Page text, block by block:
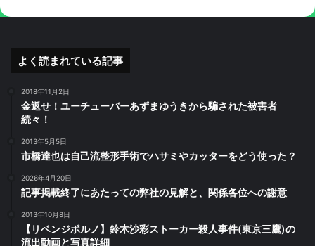
よく読まれている記事
2018年11月2日
金返せ！ユーチューバーあずまゆうきから騙された被害者
続々！
2013年5月5日
市橋達也は自己流整形手術でハサミやカッターをどう使った？
2026年4月20日
記事掲載終了にあたっての弊社の見解と、関係各位への謝意
2013年10月8日
【リベンジポルノ】鈴木沙彩ストーカー殺人事件(東京三鷹)の
流出動画と写真詳細